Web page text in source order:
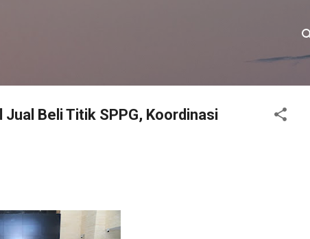
Beli Titik SPPG, Koordinasi